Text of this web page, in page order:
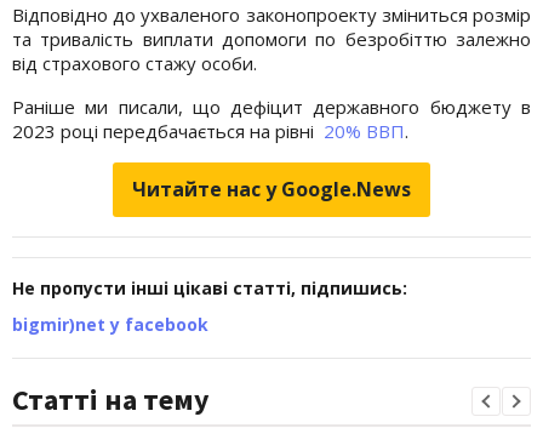
Відповідно до ухваленого законопроекту зміниться розмір
та тривалість виплати допомоги по безробіттю залежно
від страхового стажу особи.
Раніше ми писали, що дефіцит державного бюджету в
2023 році передбачається на рівні 20% ВВП.
Читайте нас у Google.News
Не пропусти інші цікаві статті, підпишись:
bigmir)net у facebook
Статті на тему